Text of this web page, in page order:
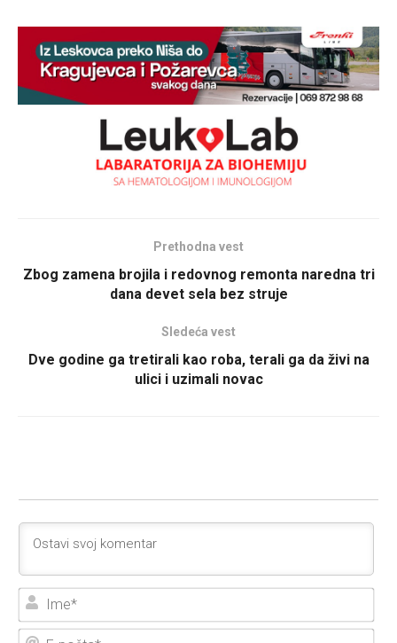
Prethodna vest
Zbog zamena brojila i redovnog remonta naredna tri
dana devet sela bez struje
Sledeća vest
Dve godine ga tretirali kao roba, terali ga da živi na
ulici i uzimali novac
E-